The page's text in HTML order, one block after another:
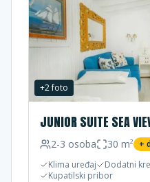
+2foto
JUNIOR SUITE SEA
2-3 osoba 30 m² +
Klima uređaj
Dodatni
Kupatilski pribor